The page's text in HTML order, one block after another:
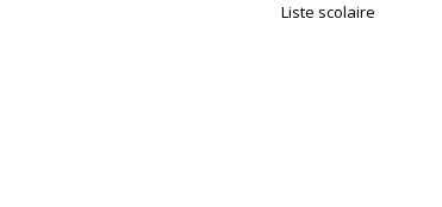
Liste scolaire